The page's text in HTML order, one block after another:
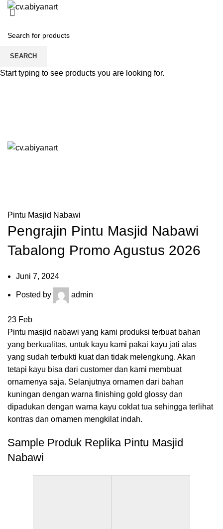
INSTAGRAM ABIYAN ART
Pintu Masjid Nabawi
Pengrajin Pintu Masjid Nabawi
Tabalong Promo Agustus 2026
Juni 7, 2024
Posted by admin
23 Feb
Pintu masjid nabawi yang kami produksi terbuat bahan
yang berkualitas, untuk kayu kami pakai kayu jati alas
yang sudah terbukti kuat dan tidak melengkung. Akan
tetapi kayu bisa dari customer dan kami membuat
ornamenya saja. Selanjutnya ornamen dari bahan
kuningan dengan warna finishing gold glossy dan
dipadukan dengan warna kayu coklat tua sehingga terlihat
kontras dan ornamen mengkilat indah.
Sample Produk Replika Pintu Masjid
Nabawi
SEARCH
Start typing to see products you are looking for.